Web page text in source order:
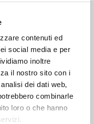
contenuti ed
social media e per
inoltre
il nostro sito con i
dei dati web,
combinarle
loro o che hanno
serie